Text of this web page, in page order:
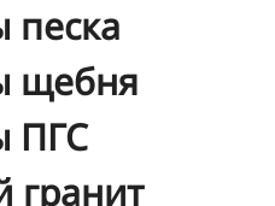
песка
щебня
ПГС
гранит